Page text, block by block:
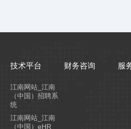
技术平台
江南网站_江南
（中国）招聘系
统
江南网站_江南
（中国）eHR
财务咨询 服